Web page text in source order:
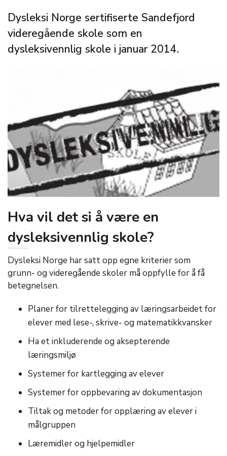
Dysleksi Norge sertifiserte Sandefjord
videregående skole som en
dysleksivennlig skole i januar 2014.
Hva vil det si å være en
dysleksivennlig skole?
Dysleksi Norge har satt opp egne kriterier som
grunn- og videregående skoler må oppfylle for å få
betegnelsen.
Planer for tilrettelegging av læringsarbeidet for
elever med lese-, skrive- og matematikkvansker
Ha et inkluderende og aksepterende
læringsmiljø
Systemer for kartlegging av elever
Systemer for oppbevaring av dokumentasjon
Tiltak og metoder for opplæring av elever i
målgruppen
Læremidler og hjelpemidler